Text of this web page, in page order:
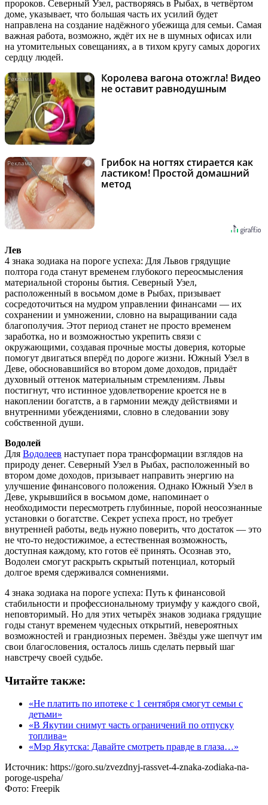
пророков. Северный Узел, растворяясь в Рыбах, в четвёртом
доме, указывает, что большая часть их усилий будет
направлена на создание надёжного убежища для семьи. Самая
важная работа, возможно, ждёт их не в шумных офисах или
на утомительных совещаниях, а в тихом кругу самых дорогих
сердцу людей.
i
Королева вагона отожгла! Видео
не оставит равнодушным
i
Грибок на ногтях стирается как
ластиком! Простой домашний
метод
Лев
4 знака зодиака на пороге успеха: Для Львов грядущие
полтора года станут временем глубокого переосмысления
материальной стороны бытия. Северный Узел,
расположенный в восьмом доме в Рыбах, призывает
сосредоточиться на мудром управлении финансами — их
сохранении и умножении, словно на выращивании сада
благополучия. Этот период станет не просто временем
заработка, но и возможностью укрепить связи с
окружающими, создавая прочные мосты доверия, которые
помогут двигаться вперёд по дороге жизни. Южный Узел в
Деве, обосновавшийся во втором доме доходов, придаёт
духовный оттенок материальным стремлениям. Львы
постигнут, что истинное удовлетворение кроется не в
накоплении богатств, а в гармонии между действиями и
внутренними убеждениями, словно в следовании зову
собственной души.
Водолей
Для Водолеев наступает пора трансформации взглядов на
природу денег. Северный Узел в Рыбах, расположенный во
втором доме доходов, призывает направить энергию на
улучшение финансового положения. Однако Южный Узел в
Деве, укрывшийся в восьмом доме, напоминает о
необходимости пересмотреть глубинные, порой неосознанные
установки о богатстве. Секрет успеха прост, но требует
внутренней работы, ведь нужно поверить, что достаток — это
не что-то недостижимое, а естественная возможность,
доступная каждому, кто готов её принять. Осознав это,
Водолеи смогут раскрыть скрытый потенциал, который
долгое время сдерживался сомнениями.
4 знака зодиака на пороге успеха: Путь к финансовой
стабильности и профессиональному триумфу у каждого свой,
неповторимый. Но для этих четырёх знаков зодиака грядущие
годы станут временем чудесных открытий, невероятных
возможностей и грандиозных перемен. Звёзды уже шепчут им
свои благословения, осталось лишь сделать первый шаг
навстречу своей судьбе.
Читайте также:
«Не платить по ипотеке с 1 сентября смогут семьи с
детьми»
«В Якутии снимут часть ограничений по отпуску
топлива»
«Мэр Якутска: Давайте смотреть правде в глаза…»
Источник: https://goro.su/zvezdnyj-rassvet-4-znaka-zodiaka-na-
poroge-uspeha/
Фото: Freepik